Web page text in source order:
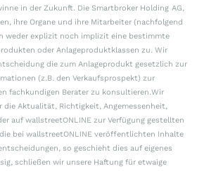
in der Zukunft. Die Smartbroker Holding AG,
ihre Organe und ihre Mitarbeiter (nachfolgend
weder explizit noch implizit eine bestimmte
oder Anlageproduktklassen zu. Wir
die zum Anlageprodukt gesetzlich zur
(z.B. den Verkaufsprospekt) zur
fachkundigen Berater zu konsultieren.Wir
die Aktualität, Richtigkeit, Angemessenheit,
auf wallstreetONLINE zur Verfügung gestellten
bei wallstreetONLINE veröffentlichten Inhalte
so geschieht dies auf eigenes
schließen wir unsere Haftung für etwaige